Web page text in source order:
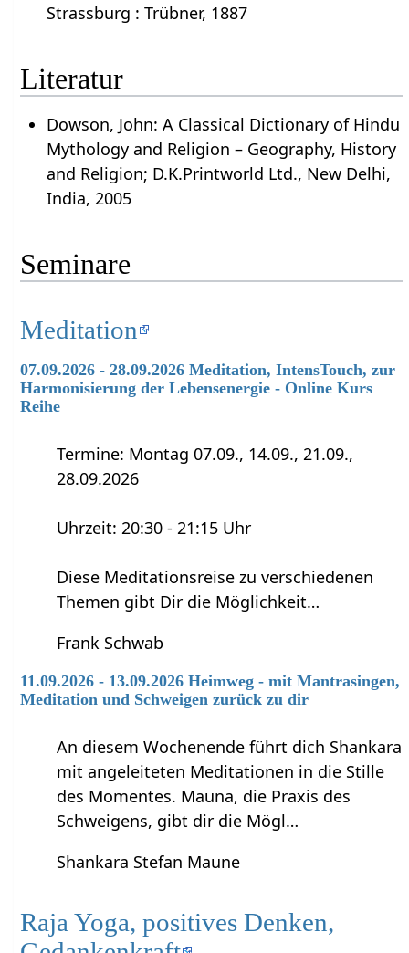
Strassburg : Trübner, 1887
Literatur
Dowson, John: A Classical Dictionary of Hindu
Mythology and Religion – Geography, History
and Religion; D.K.Printworld Ltd., New Delhi,
India, 2005
Seminare
Meditation
07.09.2026 - 28.09.2026 Meditation, IntensTouch, zur
Harmonisierung der Lebensenergie - Online Kurs
Reihe
Termine: Montag 07.09., 14.09., 21.09.,
28.09.2026
Uhrzeit: 20:30 - 21:15 Uhr
Diese Meditationsreise zu verschiedenen
Themen gibt Dir die Möglichkeit…
Frank Schwab
11.09.2026 - 13.09.2026 Heimweg - mit Mantrasingen,
Meditation und Schweigen zurück zu dir
An diesem Wochenende führt dich Shankara
mit angeleiteten Meditationen in die Stille
des Momentes. Mauna, die Praxis des
Schweigens, gibt dir die Mögl…
Shankara Stefan Maune
Raja Yoga, positives Denken,